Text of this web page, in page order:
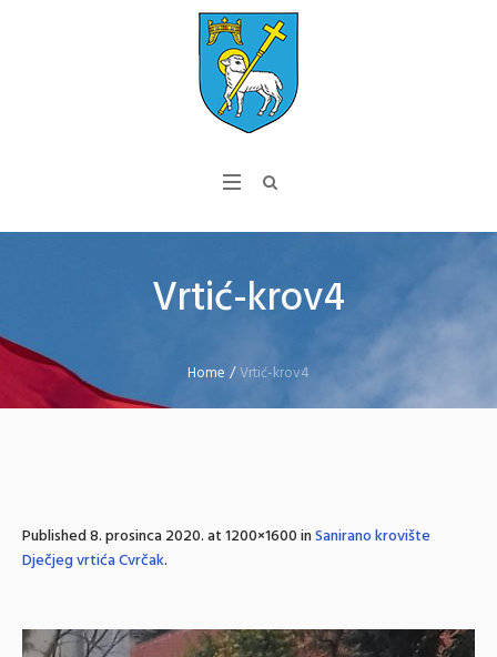
Vrtić-krov4
Home /Vrtić-krov4
Published8. prosinca 2020.at 1200×1600 inSanirano krovište
Dječjeg vrtića Cvrčak.